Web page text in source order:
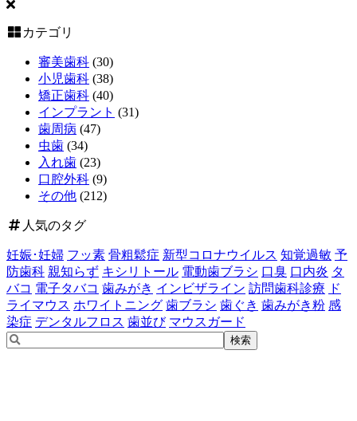
カテゴリ
審美歯科 (30)
小児歯科 (38)
矯正歯科 (40)
インプラント (31)
歯周病 (47)
虫歯 (34)
入れ歯 (23)
口腔外科 (9)
その他 (212)
人気のタグ
妊娠･妊婦 フッ素 骨粗鬆症 新型コロナウイルス 知覚過敏 予
防歯科 親知らず キシリトール 電動歯ブラシ 口臭 口内炎 タ
バコ 電子タバコ 歯みがき インビザライン 訪問歯科診療 ド
ライマウス ホワイトニング 歯ブラシ 歯ぐき 歯みがき粉 感
染症 デンタルフロス 歯並び マウスガード